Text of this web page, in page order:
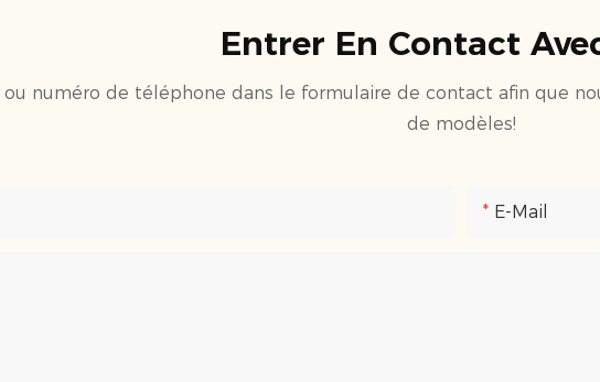
Entrer En Contact
ou numéro de téléphone dans le formulaire de contact afin que
de modèles!
E-Mail